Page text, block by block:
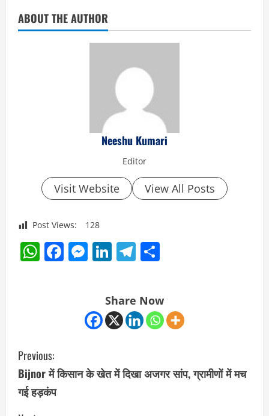
ABOUT THE AUTHOR
Neeshu Kumari
Editor
Visit Website View All Posts
Post Views: 128
WhatsApp
Facebook
Messenger
LinkedIn
Telegram
Share Now
C
o
n
Previous:
Bijnor में किसान के खेत में दिखा अजगर सांप, ग्रामीणों में मच
गई हड़कंप